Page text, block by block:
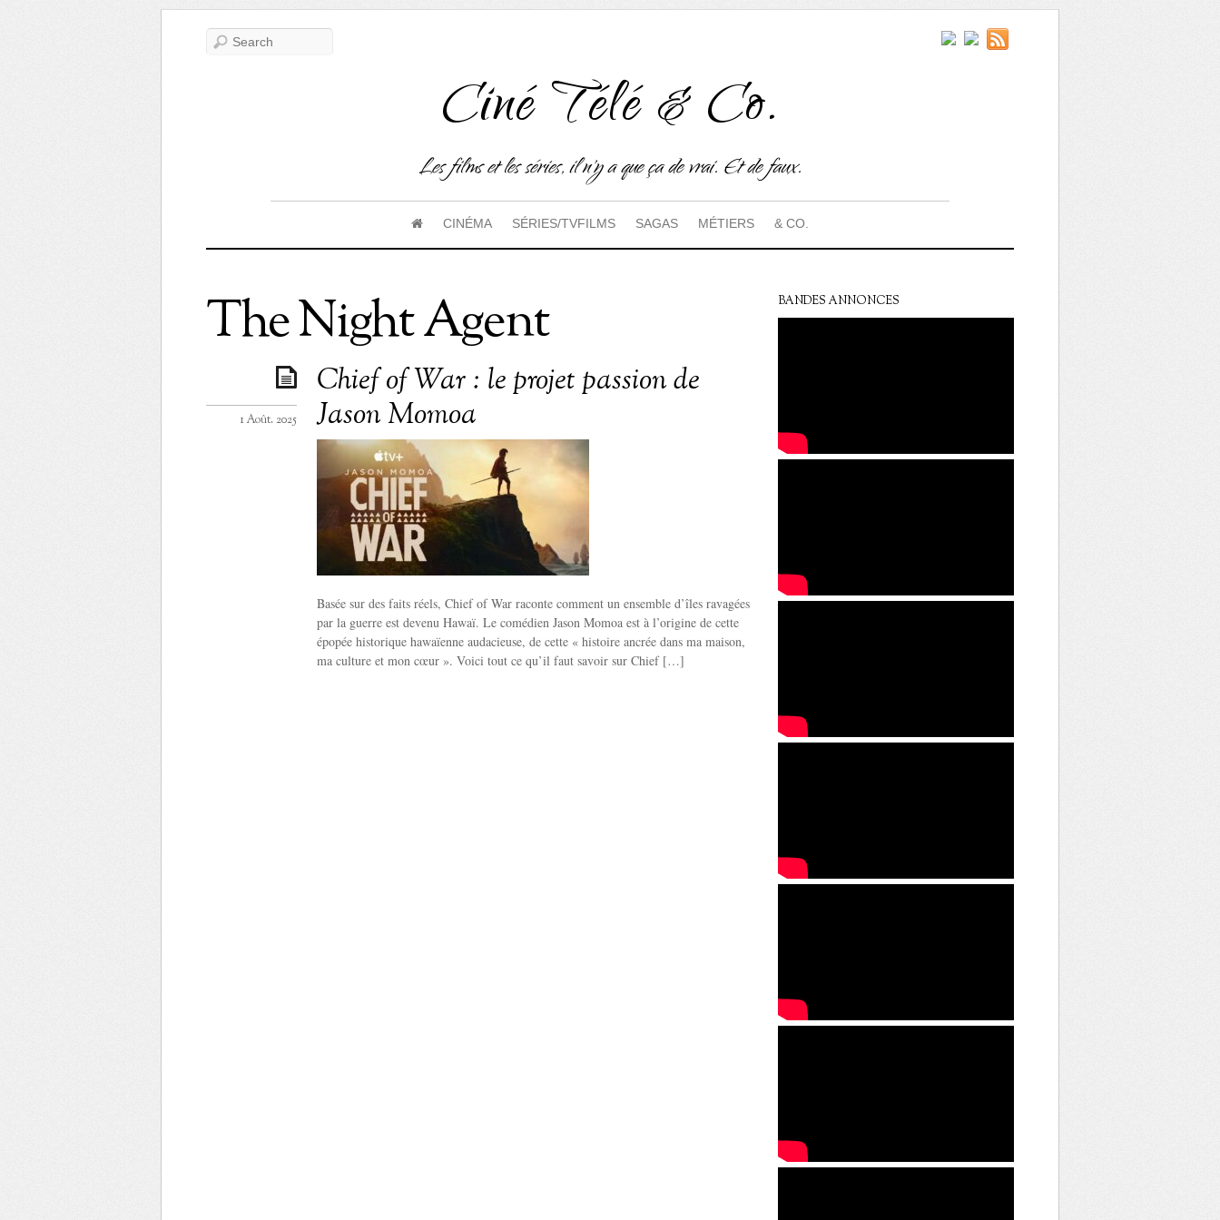
Ciné Télé & Co.
Les films et les séries, il n'y a que ça de vrai. Et de faux.
CINÉMA SÉRIES/TVFILMS SAGAS MÉTIERS & CO.
The Night Agent
Chief of War : le projet passion de
Jason Momoa
1 Août. 2025
Basée sur des faits réels, Chief of War raconte comment un ensemble d’îles ravagées
par la guerre est devenu Hawaï. Le comédien Jason Momoa est à l’origine de cette
épopée historique hawaïenne audacieuse, de cette « histoire ancrée dans ma maison,
ma culture et mon cœur ». Voici tout ce qu’il faut savoir sur Chief […]
BANDES ANNONCES